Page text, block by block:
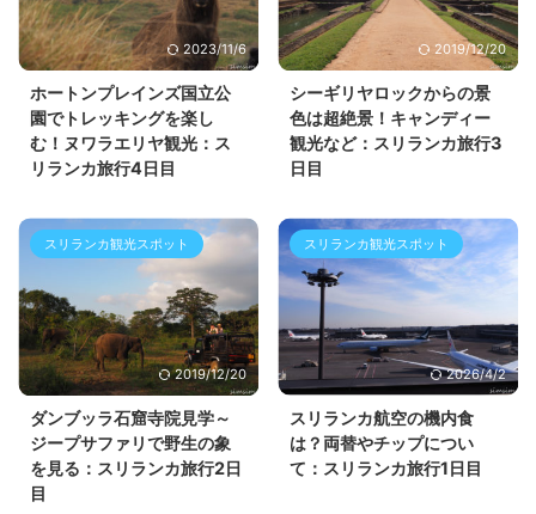
2023/11/6
ホートンプレインズ国立公
園でトレッキングを楽し
む！ヌワラエリヤ観光：ス
リランカ旅行4日目
2019/12/20
シーギリヤロックからの景
色は超絶景！キャンディー
観光など：スリランカ旅行3
日目
スリランカ観光スポット
2019/12/20
ダンブッラ石窟寺院見学～
ジープサファリで野生の象
を見る：スリランカ旅行2日
目
スリランカ観光スポット
2026/4/2
スリランカ航空の機内食
は？両替やチップについ
て：スリランカ旅行1日目